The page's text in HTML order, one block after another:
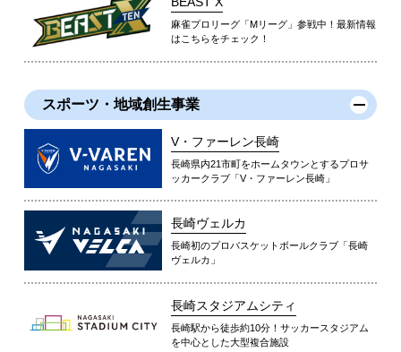
麻雀プロリーグ「Mリーグ」参戦中！最新情報
はこちらをチェック！
スポーツ・地域創生事業
V・ファーレン長崎
長崎県内21市町をホームタウンとするプロサ
ッカークラブ「V・ファーレン長崎」
長崎ヴェルカ
長崎初のプロバスケットボールクラブ「長崎
ヴェルカ」
長崎スタジアムシティ
長崎駅から徒歩約10分！サッカースタジアム
を中心とした大型複合施設